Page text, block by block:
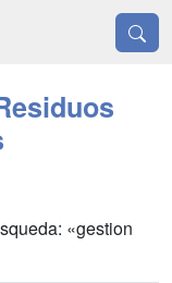
«gestion